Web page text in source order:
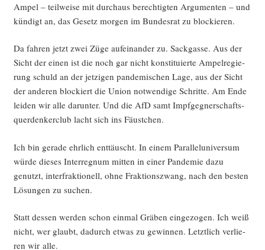
Ampel – teil­wei­se mit durch­aus berech­tig­ten Argu­men­ten – und
kün­digt an, das Gesetz mor­gen im Bun­des­rat zu blockieren.
Da fah­ren jetzt zwei Züge auf­ein­an­der zu. Sack­gas­se. Aus der
Sicht der einen ist die noch gar nicht kon­sti­tu­ier­te Ampel­re­gie­
rung schuld an der jet­zi­gen pan­de­mi­schen Lage, aus der Sicht
der ande­ren blo­ckiert die Uni­on not­wen­di­ge Schrit­te. Am Ende
lei­den wir alle dar­un­ter. Und die AfD samt Impf­geg­ner­schafts­
quer­den­ker­club lacht sich ins Fäustchen.
Ich bin gera­de ehr­lich ent­täuscht. In einem Par­al­lel­uni­ver­sum
wür­de die­ses Inter­re­gnum mit­ten in einer Pan­de­mie dazu
genutzt, inter­frak­tio­nell, ohne Frak­ti­ons­zwang, nach den bes­ten
Lösun­gen zu suchen.
Statt des­sen wer­den schon ein­mal Grä­ben ein­ge­zo­gen. Ich weiß
nicht, wer glaubt, dadurch etwas zu gewin­nen. Letzt­lich ver­lie­
ren wir alle.